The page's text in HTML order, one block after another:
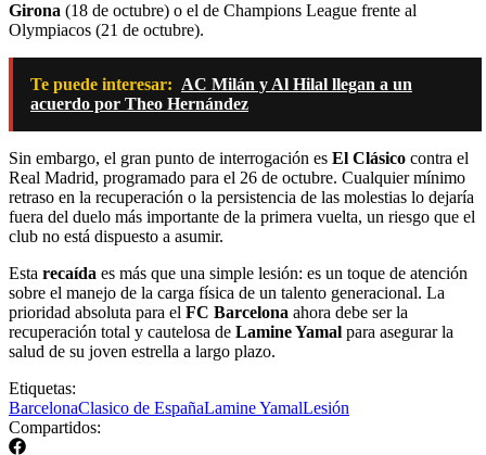
Girona (18 de octubre) o el de Champions League frente al
Olympiacos (21 de octubre).
Te puede interesar: AC Milán y Al Hilal llegan a un
acuerdo por Theo Hernández
Sin embargo, el gran punto de interrogación es El Clásico contra el
Real Madrid, programado para el 26 de octubre. Cualquier mínimo
retraso en la recuperación o la persistencia de las molestias lo dejaría
fuera del duelo más importante de la primera vuelta, un riesgo que el
club no está dispuesto a asumir.
Esta recaída es más que una simple lesión: es un toque de atención
sobre el manejo de la carga física de un talento generacional. La
prioridad absoluta para el FC Barcelona ahora debe ser la
recuperación total y cautelosa de Lamine Yamal para asegurar la
salud de su joven estrella a largo plazo.
Etiquetas:
BarcelonaClasico de EspañaLamine YamalLesión
Compartidos: